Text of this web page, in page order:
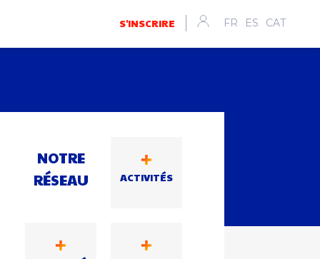
S'INSCRIRE FR ES CAT
NOTRE
RÉSEAU
ACTIVITÉS